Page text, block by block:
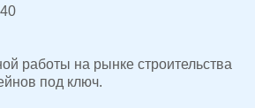
работы на рынке строительства
под ключ.